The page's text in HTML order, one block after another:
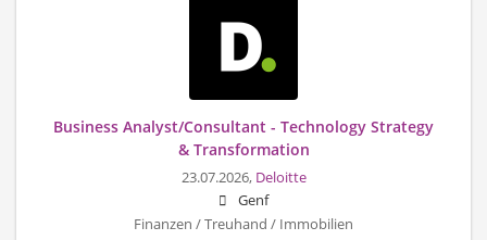
Business Analyst/Consultant - Technology Strategy
& Transformation
23.07.2026, Deloitte
Genf
Finanzen / Treuhand / Immobilien